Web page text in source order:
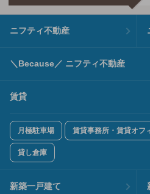
ニフティ不動産
＼Because／ ニフティ不動産
賃貸
月極駐車場 賃貸事務所・賃貸オフ
貸し倉庫
新築一戸建て